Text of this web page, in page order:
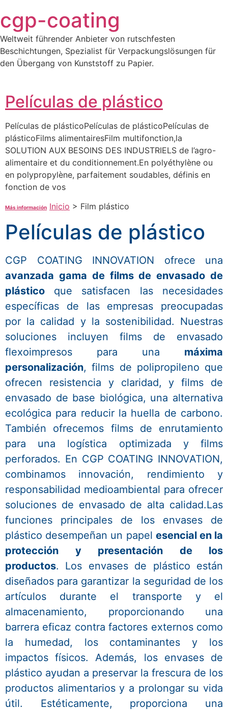
al
contenido
cgp-coating
Weltweit führender Anbieter von rutschfesten
Beschichtungen, Spezialist für Verpackungslösungen für
den Übergang von Kunststoff zu Papier.
Películas de plástico
Películas de plásticoPelículas de plásticoPelículas de
plásticoFilms alimentairesFilm multifonction,la
SOLUTION AUX BESOINS DES INDUSTRIELS de l’agro-
alimentaire et du conditionnement.En polyéthylène ou
en polypropylène, parfaitement soudables, définis en
fonction de vos
Más información Inicio > Film plástico
Películas de plástico
CGP COATING INNOVATION ofrece una
avanzada gama de films de envasado de
plástico que satisfacen las necesidades
específicas de las empresas preocupadas
por la calidad y la sostenibilidad. Nuestras
soluciones incluyen films de envasado
flexoimpresos para una máxima
personalización, films de polipropileno que
ofrecen resistencia y claridad, y films de
envasado de base biológica, una alternativa
ecológica para reducir la huella de carbono.
También ofrecemos films de enrutamiento
para una logística optimizada y films
perforados. En CGP COATING INNOVATION,
combinamos innovación, rendimiento y
responsabilidad medioambiental para ofrecer
soluciones de envasado de alta calidad.Las
funciones principales de los envases de
plástico desempeñan un papel esencial en la
protección y presentación de los
productos. Los envases de plástico están
diseñados para garantizar la seguridad de los
artículos durante el transporte y el
almacenamiento, proporcionando una
barrera eficaz contra factores externos como
la humedad, los contaminantes y los
impactos físicos. Además, los envases de
plástico ayudan a preservar la frescura de los
productos alimentarios y a prolongar su vida
útil. Estéticamente, proporciona una